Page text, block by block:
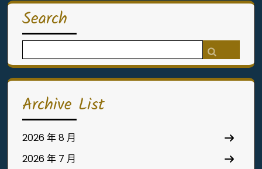
Search
for:
Archive List
2026 年 8 月
2026 年 7 月